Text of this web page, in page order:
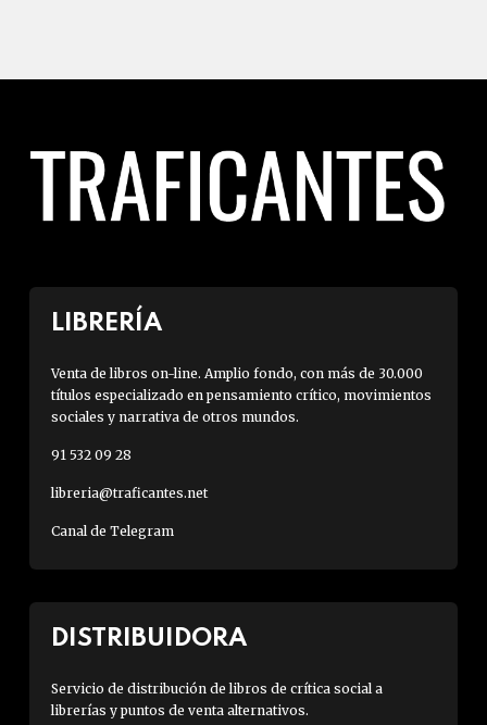
LIBRERÍA
Venta de libros on-line. Amplio fondo, con más de 30.000
títulos especializado en pensamiento crítico, movimientos
sociales y narrativa de otros mundos.
91 532 09 28
libreria@traficantes.net
Canal de Telegram
DISTRIBUIDORA
Servicio de distribución de libros de crítica social a
librerías y puntos de venta alternativos.